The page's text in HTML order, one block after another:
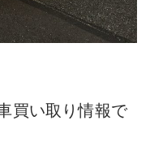
買い取り情報で